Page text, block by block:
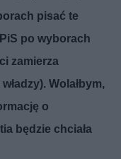
pisać te
po wyborach
zamierza
Wolałbym,
o
będzie chciała